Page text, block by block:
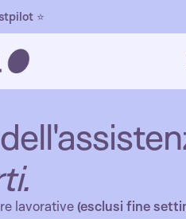
⭐
lavorative (esclusi fine